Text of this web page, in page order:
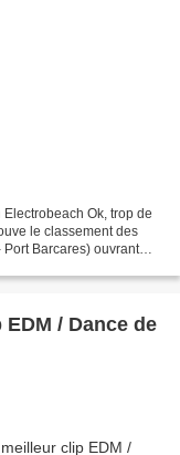
Ok, trop de
le classement des
Barcares) ouvrant
/ Dance de